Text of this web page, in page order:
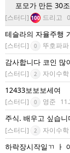
포모가 만든 30
[스터디] 100 드리고
테슬라의 자율주행
량을 직접 제작하지
다르다. 우리는 기술 플랫폼 제공자이기 때문에 우리 시스템은 광범위
하게 사용된다. 우리는
정 구간에서 인간의
[스터디] 0 뚜호파파
감사합니다 코인 많
[스터디] 2 자이수학
12433보보보세여
[스터디] 0 영준
주식. 배우고 싶습니
[스터디] 2 자이수학
하락장시작일ㄲ ㅏ